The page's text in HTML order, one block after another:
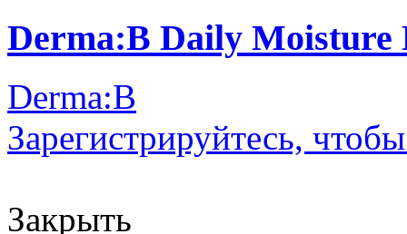
Derma:B Daily Moisture
Derma:B
Зарегистрируйтесь,
Закрыть